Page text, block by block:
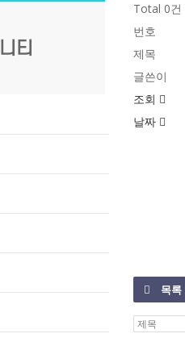
티
Total 0건
번호
제목
글쓴이
조회
날짜
목록